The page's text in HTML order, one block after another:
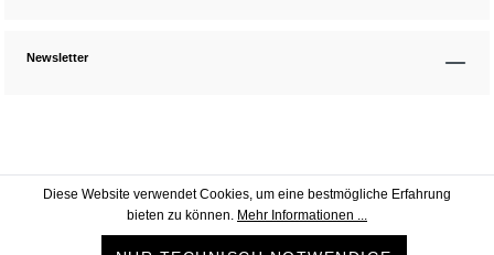
Newsletter
Diese Website verwendet Cookies, um eine bestmögliche Erfahrung
bieten zu können. Mehr Informationen ...